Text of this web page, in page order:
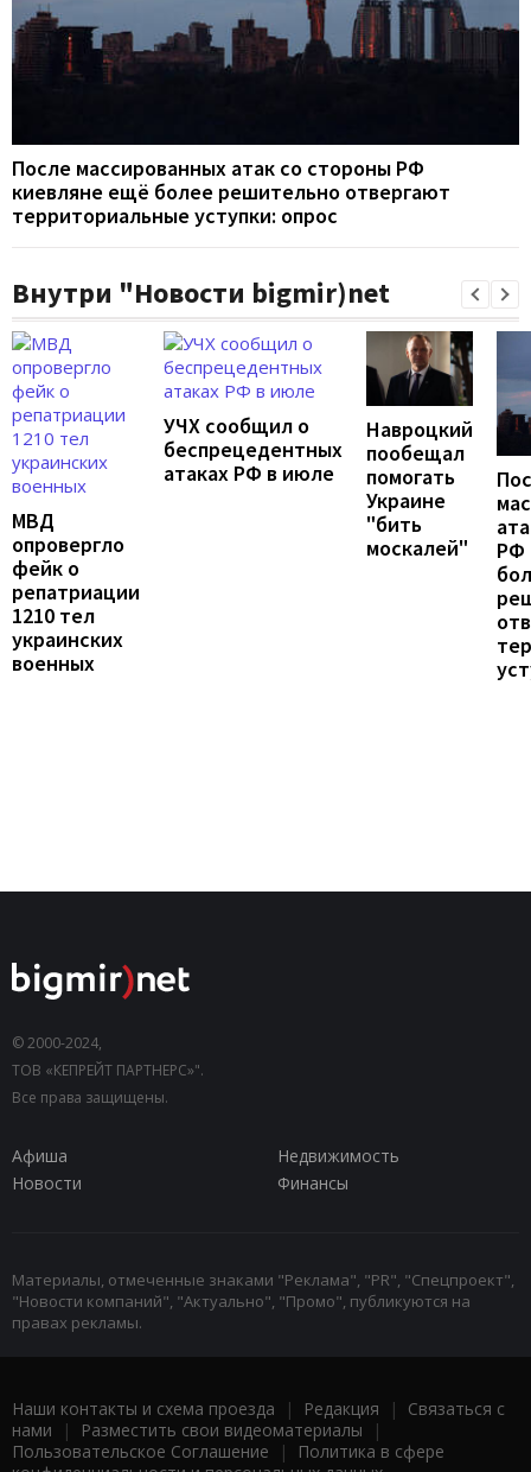
После массированных атак со стороны РФ
киевляне ещё более решительно отвергают
территориальные уступки: опрос
Внутри "Новости bigmir)net
МВД
опровергло
фейк о
репатриации
1210 тел
украинских
военных
УЧХ сообщил о
беспрецедентных
атаках РФ в июле
Навроцкий
пообещал
помогать
Украине
"бить
москалей"
РФ
© 2000-2024,
ТОВ «КЕПРЕЙТ ПАРТНЕРС»".
Все права защищены.
Афиша
Недвижимость
Новости
Финансы
Материалы, отмеченные знаками "Реклама", "PR", "Спецпроект",
"Новости компаний", "Актуально", "Промо", публикуются на
правах рекламы.
Наши контакты и схема проезда | Редакция | Связаться с
нами | Разместить свои видеоматериалы |
Пользовательское Соглашение |
Политика в сфере